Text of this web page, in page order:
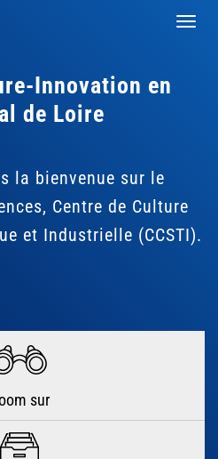
Innovation en
de Loire
la bienvenue sur le
Centre de Culture
et Industrielle (CCSTI).
sur